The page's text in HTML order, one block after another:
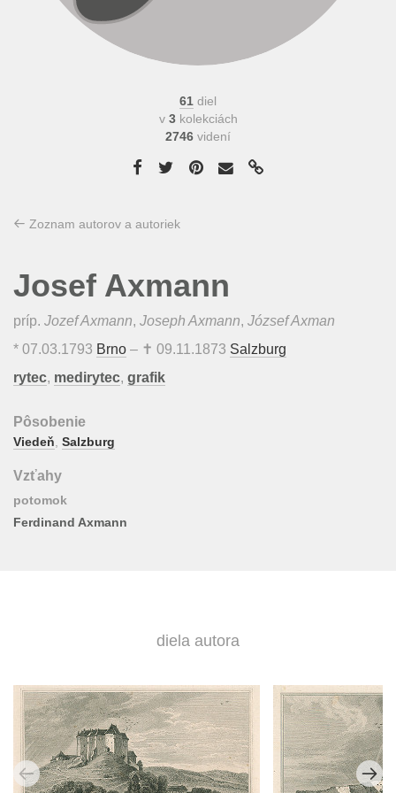
61 diel
v 3kolekciách
2746 videní
Zoznam autorov a autoriek
Josef Axmann
príp. Jozef Axmann, Joseph Axmann, József Axman
* 07.03.1793 Brno – ✝ 09.11.1873 Salzburg
rytec, medirytec, grafik
Pôsobenie
Viedeň Salzburg
Vzťahy
potomok
Ferdinand Axmann
diela autora